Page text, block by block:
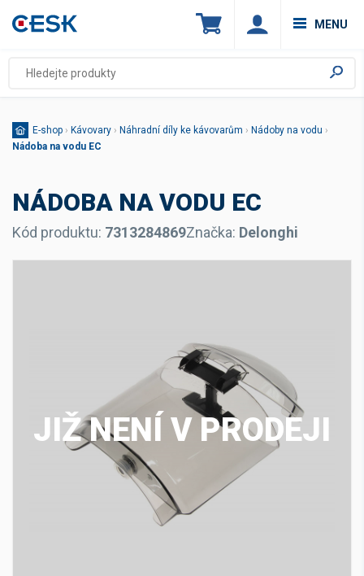
MENU
E-shop › Kávovary › Náhradní díly ke kávovarům › Nádoby na vodu ›
Nádoba na vodu EC
NÁDOBA NA VODU EC
Kód produktu: 7313284869Značka: Delonghi
JIŽ NENÍ V PRODEJI